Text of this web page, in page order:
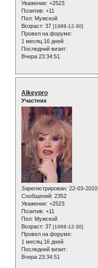
Уважение: +2523
Позитив: +11
Пол: Мужской
Возраст: 37 [1988-12-30]
Провел на форуме:
1 месяц 16 дней
Последний визит:
Вчера 23:34:51
Alkeypro
Участник
Зарегистрирован: 22-03-2010
Сообщений: 2352
Уважение: +2523
Позитив: +11
Пол: Мужской
Возраст: 37 [1988-12-30]
Провел на форуме:
1 месяц 16 дней
Последний визит:
Вчера 23:34:51